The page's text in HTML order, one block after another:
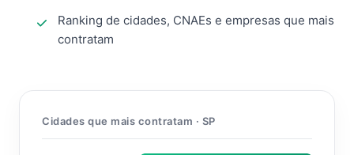
Ranking de cidades, CNAEs e empresas que mais
contratam
Cidades que mais contratam · SP